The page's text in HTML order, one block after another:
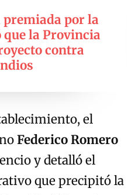
por la
que la Provincia
contra
el
Federico Romero
y detalló el
que precipitó la